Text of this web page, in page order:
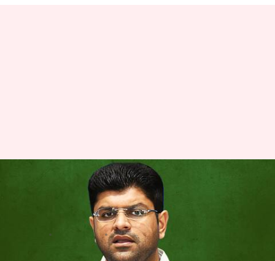
हरियाणा: भाजपा के घिरते ही दुष्यंत
चौटाला सक्रिय, बोले- कांग्रेस को
समर्थन देने को तैयार
May 08, 2024 01:59 pm